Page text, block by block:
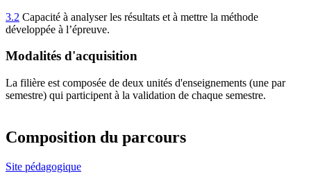
3.2 Capacité à analyser les résultats et à mettre la méthode
développée à l’épreuve.
Modalités d'acquisition
La filière est composée de deux unités d'enseignements (une par
semestre) qui participent à la validation de chaque semestre.
Composition du parcours
Site pédagogique